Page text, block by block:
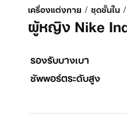
เครื่องแต่งกาย / ชุดชั้นใน /
ผู้หญิง Nike
รองรับบางเบา
ซัพพอร์ตระดับสูง